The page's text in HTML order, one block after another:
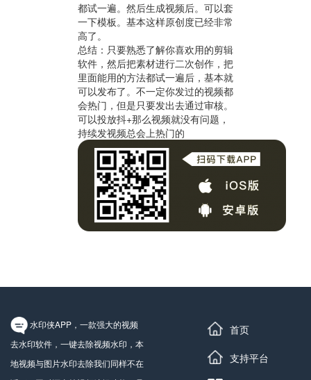
都试一遍。然后生成视频后。可以套
一下模板。基本这样原创度已经非常
高了。
总结：只要熟悉了解你喜欢用的剪辑
软件，然后把素材进行二次创作，把
里面能用的方法都试一遍后，基本就
可以发布了。不一定你发过的视频都
会热门，但是只要发出去通过审核。
可以投放抖+那么视频就没有问题，
持续发视频总会上热门的
水印侠APP，一款强大的视频
去水印软件，一键去除视频水印，本
地视频与图片水印去除我们同样不在
首页
支持平台